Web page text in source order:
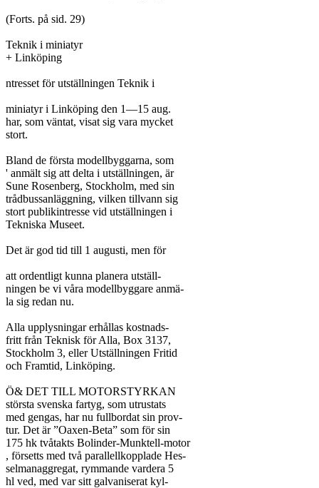
(Forts. på sid. 29)
Teknik i miniatyr
+ Linköping
ntresset för utställningen Teknik i
miniatyr i Linköping den 1—15 aug.
har, som väntat, visat sig vara mycket
stort.
Bland de första modellbyggarna, som
' anmält sig att delta i utställningen, är
Sune Rosenberg, Stockholm, med sin
trådbussanläggning, vilken tillvann sig
stort publikintresse vid utställningen i
Tekniska Museet.
Det är god tid till 1 augusti, men för
att ordentligt kunna planera utställ-
ningen be vi våra modellbyggare anmä-
la sig redan nu.
Alla upplysningar erhållas kostnads-
fritt från Teknisk för Alla, Box 3137,
Stockholm 3, eller Utställningen Fritid
och Framtid, Linköping.
Ö& DET TILL MOTORSTYRKAN
största svenska fartyg, som utrustats
med gengas, har nu fullbordat sin prov-
tur. Det är ”Oaxen-Beta” som för sin
175 hk tvåtakts Bolinder-Munktell-motor
, försetts med två parallellkopplade Hes-
selmanaggregat, rymmande vardera 5
hl ved, med var sitt galvaniserat kyl-